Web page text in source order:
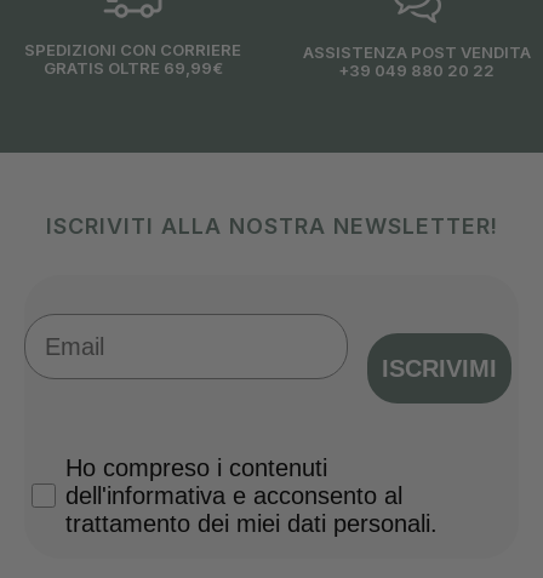
SPEDIZIONI CON CORRIERE
GRATIS OLTRE 69,99€
ASSISTENZA POST VENDITA
+39 049 880 20 22
ISCRIVITI ALLA NOSTRA NEWSLETTER!
Email
ISCRIVIMI
Privacy Policy
Ho compreso i contenuti
dell'informativa e acconsento al
trattamento dei miei dati personali.